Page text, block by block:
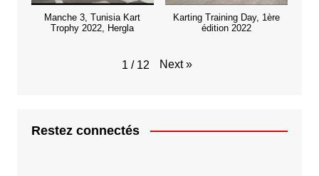
Manche 3, Tunisia Kart
Trophy 2022, Hergla
Karting Training Day, 1ère
édition 2022
1 / 12 Next »
Restez connectés